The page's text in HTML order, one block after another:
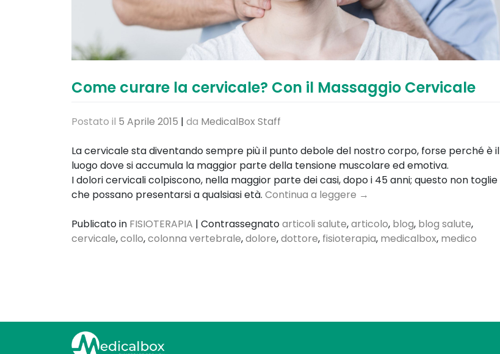
Come curare la cervicale? Con il Massaggio Cervicale
Postato il 5 Aprile 2015 | da MedicalBox Staff
La cervicale sta diventando sempre più il punto debole del nostro corpo, forse perché è il
luogo dove si accumula la maggior parte della tensione muscolare ed emotiva.
I dolori cervicali colpiscono, nella maggior parte dei casi, dopo i 45 anni; questo non toglie
che possano presentarsi a qualsiasi età. Continua a leggere →
Publicato in FISIOTERAPIA | Contrassegnatoarticoli salute,articolo, blog, blog salute,
cervicale,collo,colonna vertebrale,dolore,dottore, fisioterapia, medicalbox, medico